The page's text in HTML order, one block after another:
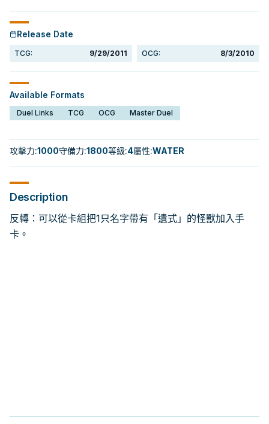
Release Date
TCG: 9/29/2011 OCG: 8/3/2010
Available Formats
Duel Links TCG OCG Master Duel
攻擊力:1000守備力:1800等級:4屬性:WATER
Description
反轉：可以從卡組把1只名字帶有「遺式」的怪獸加入手
卡。